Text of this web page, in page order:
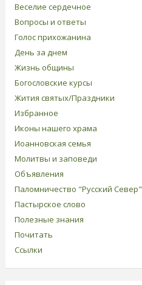
Веселие сердечное
Вопросы и ответы
Голос прихожанина
День за днем
Жизнь общины
Богословские курсы
Жития святых/Праздники
Избранное
Иконы нашего храма
Иоанновская семья
Молитвы и заповеди
Объявления
Паломничество "Русский Север"
Пастырское слово
Полезные знания
Почитать
Ссылки